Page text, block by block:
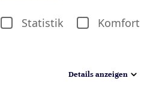
Statistik
Komfort
Details anzeigen
unterwegs
Zitronen-Butter
mit weißem Spargel